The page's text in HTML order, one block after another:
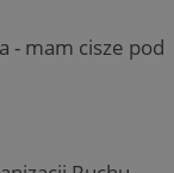
- mam cisze pod